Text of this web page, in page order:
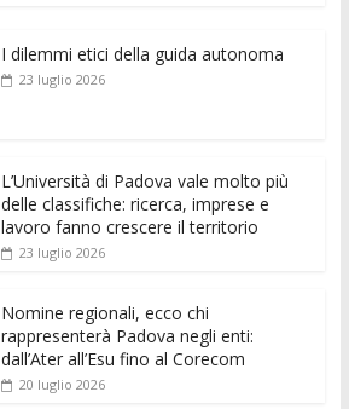
ai
l s
p
ss
e
er
di e di
I dilemmi etici della guida autonoma
23 luglio 2026
L’Università di Padova vale molto più
delle classifiche: ricerca, imprese e
lavoro fanno crescere il territorio
23 luglio 2026
Nomine regionali, ecco chi
rappresenterà Padova negli enti:
dall’Ater all’Esu fino al Corecom
20 luglio 2026